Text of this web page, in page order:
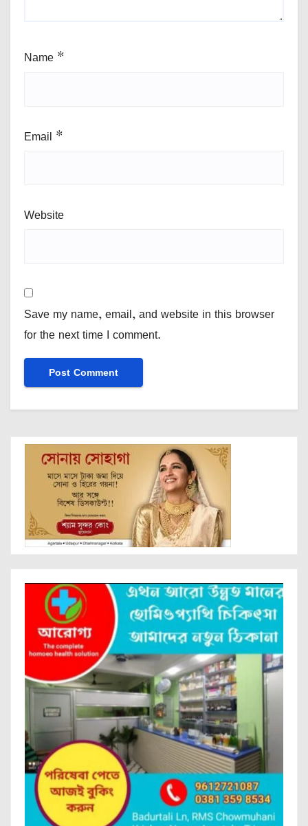
Name *
Email *
Website
Save my name, email, and website in this browser
for the next time I comment.